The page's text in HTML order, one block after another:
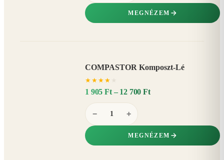
MEGNÉZEM
COMPASTOR Komposzt-Lé
★ ★ ★ ★
1 905 Ft – 12 700 Ft
− +
MEGNÉZEM